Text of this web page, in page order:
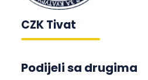
CZK Tivat
Podijeli sa drugima